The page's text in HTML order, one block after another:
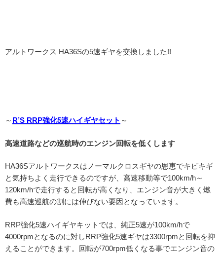
アルトワークス HA36Sの5速ギヤを交換しました!!
～ R’S RRP強化5速ハイギヤセット ～
高速道路などの巡航時のエンジン回転を低くします
HA36Sアルトワークスはノーマルクロスギヤの恩恵でキビキギ
と気持ちよく走行できるのですが、高速移動等で100km/h～
120km/hで走行すると回転が高くなり、エンジン音が大きく燃
費も高速巡航の割には伸びない要因となっています。
RRP強化5速ハイギヤキットでは、純正5速が100km/hで
4000rpmとなるのに対しRRP強化5速ギヤは3300rpmと回転を抑
えることができます。回転が700rpm低くなる事でエンジン音の